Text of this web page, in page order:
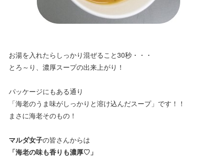
お湯を入れたらしっかり混ぜること30秒・・・
とろ～り、濃厚スープの出来上がり！
パッケージにもある通り
「海老のうま味がしっかりと溶け込んだスープ」です！！
まさに海老そのもの！
マルダ女子の皆さんからは
「海老の味も香りも濃厚♡」